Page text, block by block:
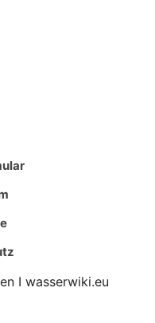
I wasserwiki.eu